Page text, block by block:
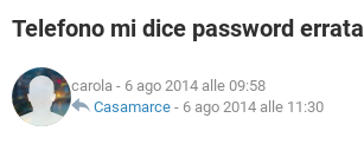
INSTAGRAM WHATSAPP
TIKTOK
HARDWARE
INSTAGRAM
TIKTOK
COVID-19 GAMING
INTRATTENIMENTO
iOS WINDOWS 10
COVID-19
INTRATTENIMENTO
GLOSSARIO
Telefono mi dice password errata
carola - 6 ago 2014 alle 09:58
Casamarce - 6 ago 2014 alle 11:30